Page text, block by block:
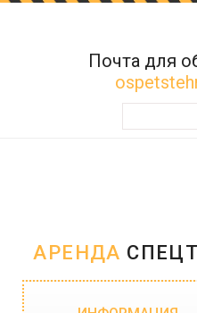
Почта для
АРЕНДА